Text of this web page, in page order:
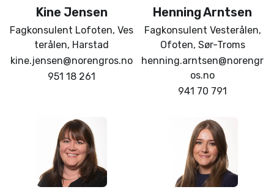
Kine Jensen
Fagkonsulent Lofoten, Ves
terålen, Harstad
kine.jensen@norengros.no
951 18 261
HenningArntsen
Fagkonsulent Vesterålen,
Ofoten, Sør-Troms
henning.arntsen@norengr
os.no
941 70 791